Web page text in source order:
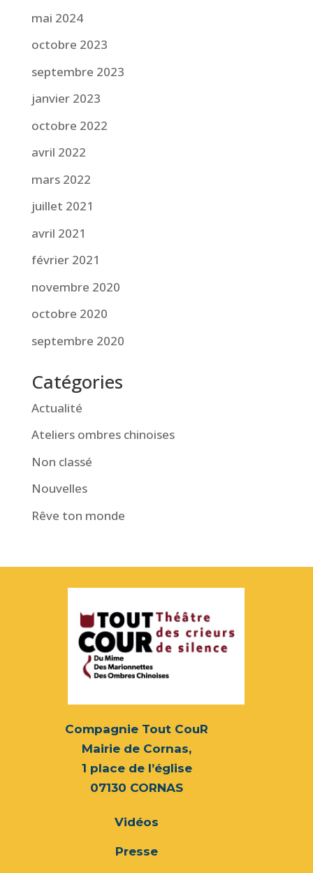
mai 2024
octobre 2023
septembre 2023
janvier 2023
octobre 2022
avril 2022
mars 2022
juillet 2021
avril 2021
février 2021
novembre 2020
octobre 2020
septembre 2020
Catégories
Actualité
Ateliers ombres chinoises
Non classé
Nouvelles
Rêve ton monde
Compagnie Tout CouR
Mairie de Cornas,
1 place de l’église
07130 CORNAS
Vidéos
Presse